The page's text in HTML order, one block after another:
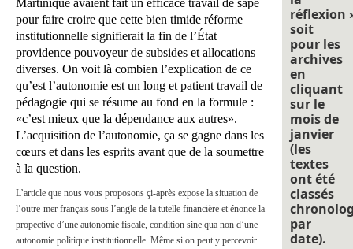
Martinique avaient fait un efficace travail de sape
pour faire croire que cette bien timide réforme
institutionnelle signifierait la fin de l’État
providence pouvoyeur de subsides et allocations
diverses. On voit là combien l’explication de ce
qu’est l’autonomie est un long et patient travail de
pédagogie qui se résume au fond en la formule :
«c’est mieux que la dépendance aux autres».
L’acquisition de l’autonomie, ça se gagne dans les
cœurs et dans les esprits avant que de la soumettre
à la question.
L’article que nous vous proposons çi-après expose la situation de
l’outre-mer français sous l’angle de la tutelle financière et énonce la
propective d’une autonomie fiscale, condition sine qua non d’une
autonomie politique institutionnelle. Même si on peut y percevoir
réflexion
soit
pour les
archives
en
cliquant
sur le
mois de
janvier
(les
textes
ont été
classés
par
date).